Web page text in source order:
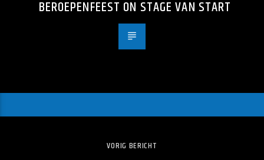
BEROEPENFEEST ON STAGE VAN START
VORIG BERICHT